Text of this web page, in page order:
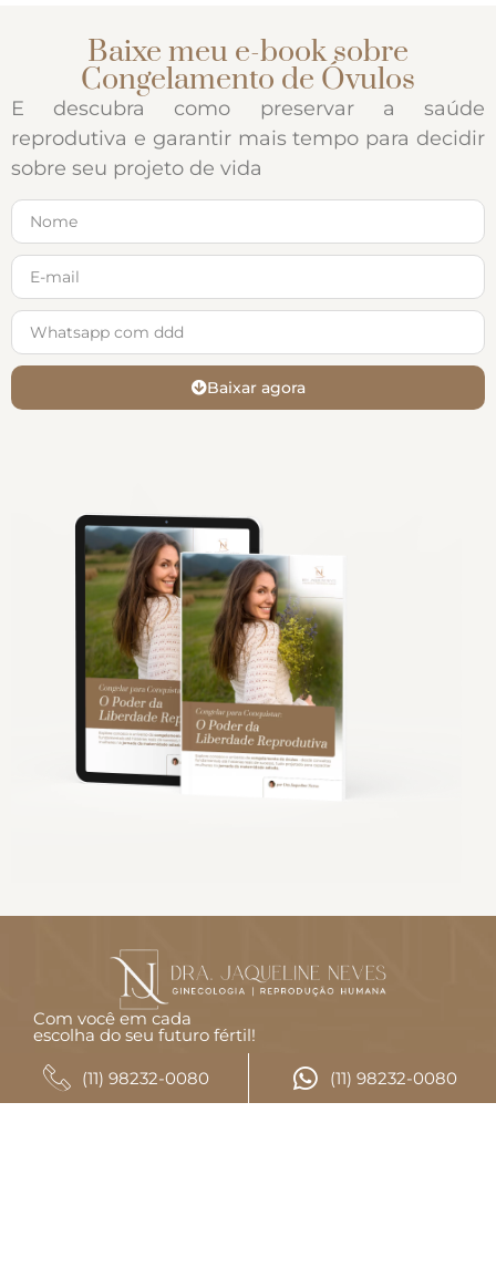
Baixe meu e-book sobre
Congelamento de Óvulos
E descubra como preservar a saúde
reprodutiva e garantir mais tempo para decidir
sobre seu projeto de vida
Baixar agora
Com você em cada
escolha do seu futuro fértil!
CONTATO
(11) 98232-0080
(11) 98232-0080 (11) 98232-0080